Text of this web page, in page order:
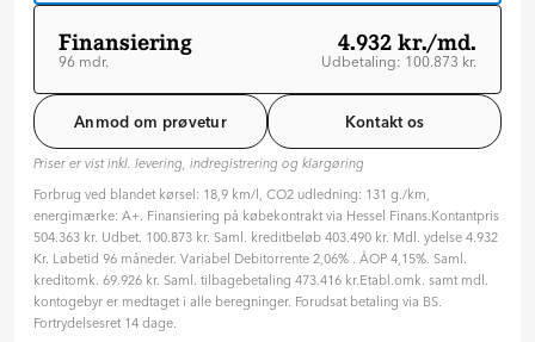
Finansiering
96 mdr.
4.932 kr./md.
Udbetaling: 100.873 kr.
Tilpas din aftale
Hvilken type rente ønsker du?
Variabel
Fast
Hvor længe skal finansieringen løbe? (måneder)
96 mdr. ( 8 år )
Anmod om prøvetur Kontakt os
Priser er vist inkl. levering, indregistrering og klargøring
Forbrug ved blandet kørsel: 18,9 km/l, CO2 udledning: 131 g./km,
energimærke: A+. Finansiering på købekontrakt via Hessel Finans.Kontantpris
504.363 kr. Udbet. 100.873 kr. Saml. kreditbeløb 403.490 kr. Mdl. ydelse 4.932
Kr. Løbetid 96 måneder. Variabel Debitorrente 2,06% . ÅOP 4,15%. Saml.
kreditomk. 69.926 kr. Saml. tilbagebetaling 473.416 kr.Etabl.omk. samt mdl.
kontogebyr er medtaget i alle beregninger. Forudsat betaling via BS.
Fortrydelsesret 14 dage.